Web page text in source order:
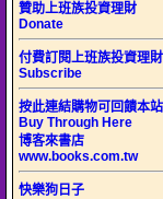
贊助上班族投資理財
Donate
付費訂閱上班族投資理財
Subscribe
按此連結購物可回饋本站
Buy Through Here
博客來書店
www.books.com.tw
快樂狗日子